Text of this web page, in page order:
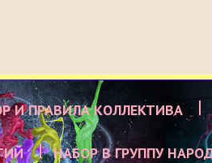
И ПРАВИЛА КОЛЛЕКТИВА
НАБОР В ГРУППУ